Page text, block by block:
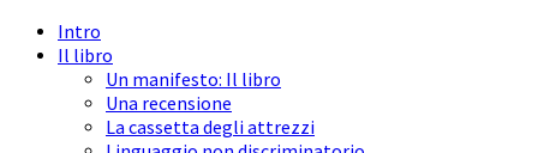
Intro
Il libro
Un manifesto: Il libro
Una recensione
La cassetta degli attrezzi